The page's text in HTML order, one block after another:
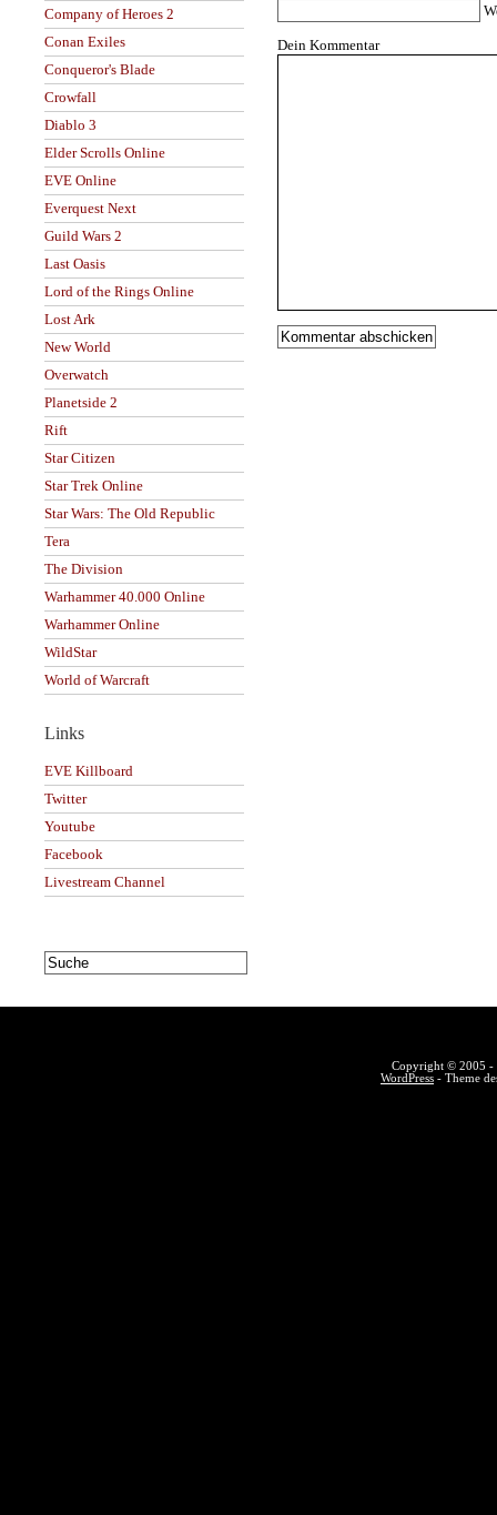
Company of Heroes 2
Conan Exiles
Conqueror's Blade
Crowfall
Diablo 3
Elder Scrolls Online
EVE Online
Everquest Next
Guild Wars 2
Last Oasis
Lord of the Rings Online
Lost Ark
New World
Overwatch
Planetside 2
Rift
Star Citizen
Star Trek Online
Star Wars: The Old Republic
Tera
The Division
Warhammer 40.000 Online
Warhammer Online
WildStar
World of Warcraft
Links
EVE Killboard
Twitter
Youtube
Facebook
Livestream Channel
Dein Kommentar
Copyright © 2005 -
WordPress - Theme